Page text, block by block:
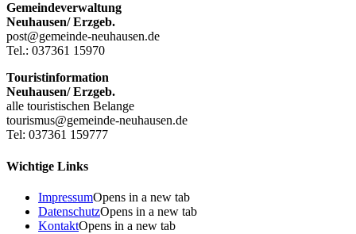
Gemeindeverwaltung
Neuhausen/ Erzgeb.
post@gemeinde-neuhausen.de
Tel.: 037361 15970
Touristinformation
Neuhausen/ Erzgeb.
alle touristischen Belange
tourismus@gemeinde-neuhausen.de
Tel: 037361 159777
Wichtige Links
ImpressumOpens in a new tab
DatenschutzOpens in a new tab
KontaktOpens in a new tab